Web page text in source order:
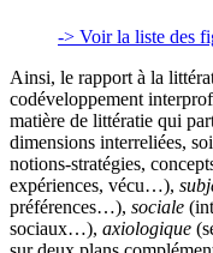
-> Voir la liste des
Ainsi, le rapport à la
codéveloppement
matière de littératie qui
dimensions interreliées,
notions-stratégies,
expériences, vécu…),
préférences…), sociale
sociaux…), axiologique